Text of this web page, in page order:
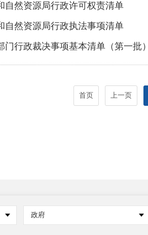
自然资源局行政许可权责清单
自然资源局行政执法事项清单
门行政裁决事项基本清单（第一批）
首页 上一页
政府